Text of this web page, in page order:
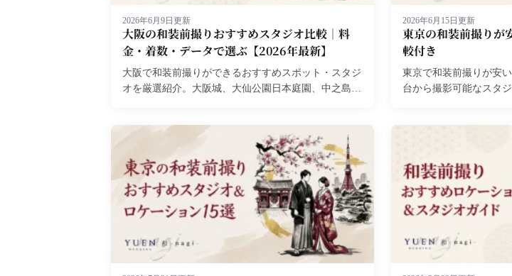
2026年6月9日更新
大阪の和装前撮りおすすめスタジオ比較｜料
金・着数・データで選ぶ【2026年最新】
大阪で和装前撮りができるおすすめスポット・スタジ
オを厳選紹介。大阪城、大仙公園日本庭園、中之島な
2026年6月15日更新
東京の和装前撮りが
較付き
東京で和装前撮りが安
台から撮影可能なスタ